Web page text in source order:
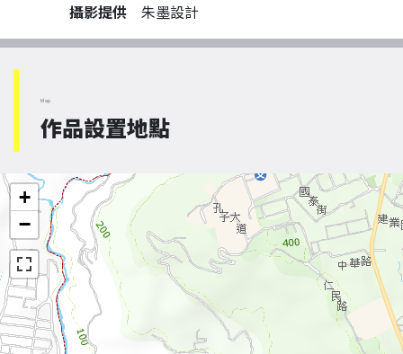
攝影提供
朱墨設計
Map
作品設置地點
+
−